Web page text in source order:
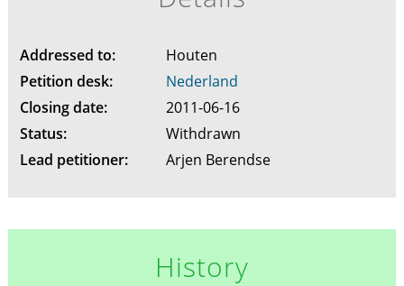
Addressed to:
Houten
Petition desk:
Nederland
Closing date:
2011-06-16
Status:
Withdrawn
Lead petitioner:
Arjen Berendse
History